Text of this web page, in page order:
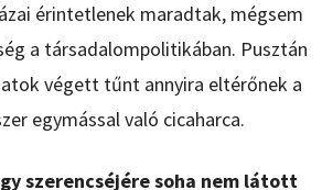
érintetlenek maradtak, mégsem
a társadalompolitikában. Pusztán
végett tűnt annyira eltérőnek a
egymással való cicaharca.
szerencséjére soha nem látott